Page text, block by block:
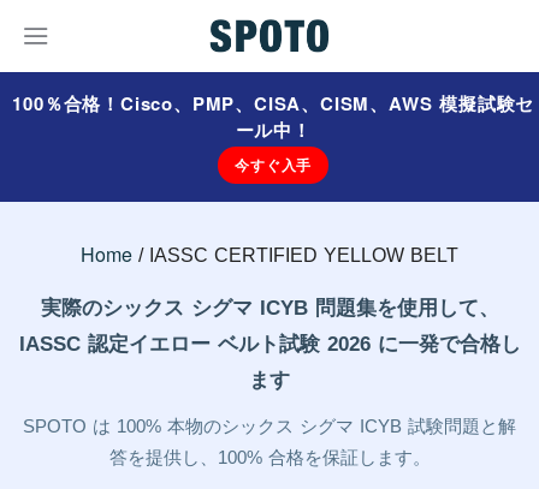
100％合格！Cisco、PMP、CISA、CISM、AWS 模擬試験セ
ール中！
今すぐ入手
Home IASSC CERTIFIED YELLOW BELT
実際のシックス シグマ ICYB 問題集を使用して、
IASSC 認定イエロー ベルト試験 2026 に一発で合格し
ます
SPOTO は 100% 本物のシックス シグマ ICYB 試験問題と解
答を提供し、100% 合格を保証します。